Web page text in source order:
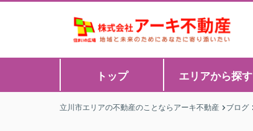
トップ エリアから探す
立川市エリアの不動産のことならアーキ不動産 ブログ